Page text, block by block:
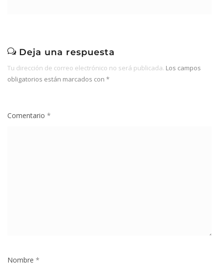
Deja una respuesta
Tu dirección de correo electrónico no será publicada. Los campos
obligatorios están marcados con *
Comentario *
Nombre *